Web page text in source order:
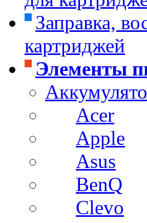
Заправка,
картриджей
Элементы
Acer
Apple
Asus
BenQ
Clevo